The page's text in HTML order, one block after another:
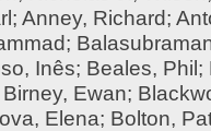
; Anney, Richard;
;
Inês; Beales, Phil ;
Birney, Ewan;
Elena; Bolton,